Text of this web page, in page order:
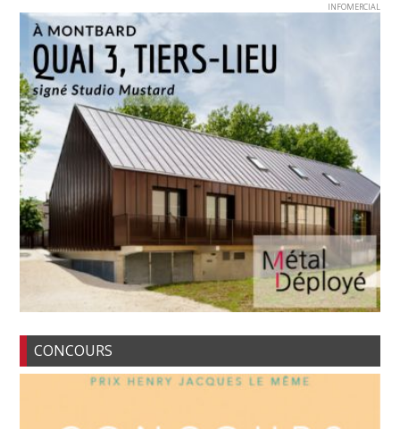
INFOMERCIAL
CONCOURS